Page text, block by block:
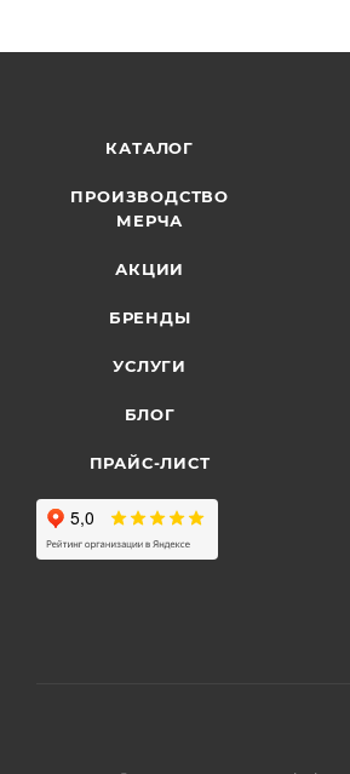
КАТАЛОГ
ПРОИЗВОДСТВО
МЕРЧА
АКЦИИ
БРЕНДЫ
УСЛУГИ
БЛОГ
ПРАЙС-ЛИСТ